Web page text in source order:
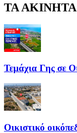
ΤΑ
Τεμάχια Γης σε
Οικιστικό